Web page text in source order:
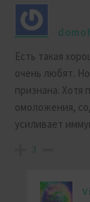
Есть такая
очень любят.
признана. Хотя
омоложения,
усиливает
3